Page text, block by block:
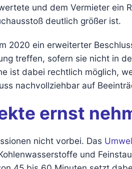
und dem Vermieter ein
deutlich größer ist.
2020 ein erweiterter
treffen, sofern sie nicht in
ist dabei rechtlich möglich,
nachvollziehbar auf
ernst
nicht vorbei. Das
und